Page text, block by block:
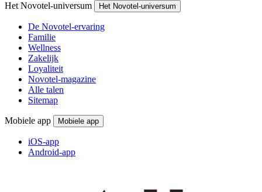
Het Novotel-universum Het Novotel-universum
De Novotel-ervaring
Familie
Wellness
Zakelijk
Loyaliteit
Novotel-magazine
Alle talen
Sitemap
Mobiele app Mobiele app
iOS-app
Android-app